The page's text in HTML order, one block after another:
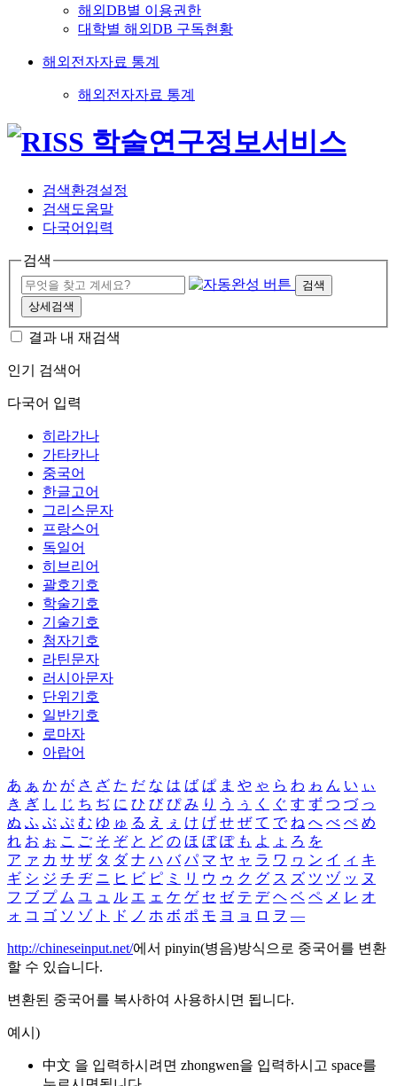
해외DB별 이용권한
대학별 해외DB 구독현황
해외전자자료 통계
해외전자자료 통계
검색환경설정
검색도움말
다국어입력
검색
검색
상세검색
결과 내 재검색
인기 검색어
다국어 입력
히라가나
가타카나
중국어
한글고어
그리스문자
프랑스어
독일어
히브리어
괄호기호
학술기호
기술기호
첨자기호
라틴문자
러시아문자
단위기호
일반기호
로마자
아랍어
あ ぁ か が さ ざ た だ な は ば ぱ ま や ゃ ら わ ゎ ん い ぃ
き ぎ し じ ち ぢ に ひ び ぴ み り う ぅ く ぐ す ず つ づ っ
ぬ ふ ぶ ぷ む ゆ ゅ る え ぇ け げ せ ぜ て で ね へ べ ぺ め
れ お ぉ こ ご そ ぞ と ど の ほ ぼ ぽ も よ ょ ろ を
ア ァ カ サ ザ タ ダ ナ ハ バ パ マ ヤ ャ ラ ワ ヮ ン イ ィ キ
ギ シ ジ チ ヂ ニ ヒ ビ ピ ミ リ ウ ゥ ク グ ス ズ ツ ヅ ッ ヌ
フ ブ プ ム ユ ュ ル エ ェ ケ ゲ セ ゼ テ デ ヘ ベ ペ メ レ オ
ォ コ ゴ ソ ゾ ト ド ノ ホ ボ ポ モ ヨ ョ ロ ヲ ―
http://chineseinput.net/에서 pinyin(병음)방식으로 중국어를 변환
할 수 있습니다.
변환된 중국어를 복사하여 사용하시면 됩니다.
예시)
中文 을 입력하시려면 zhongwen을 입력하시고 space를